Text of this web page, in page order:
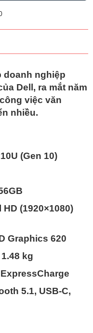
doanh nghiệp
Dell, ra mắt năm
việc văn
nhiều.
(Gen 10)
(1920×1080)
Graphics 620
1.48 kg
5.1, USB-C,